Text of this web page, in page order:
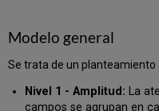
Modelo general
Se trata de un planteamiento
Nivel 1 - Amplitud: La
campos se agrupan en